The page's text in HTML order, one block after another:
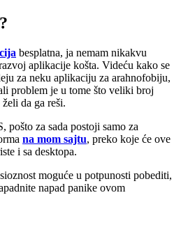
besplatna, ja nemam nikakvu
aplikacije košta. Videću kako se
za neku aplikaciju za arahnofobiju,
problem je u tome što veliki broj
da ga reši.
za sada postoji samo za
na mom sajtu, preko koje će ove
i sa desktopa.
moguće u potpunosti pobediti,
napad panike ovom